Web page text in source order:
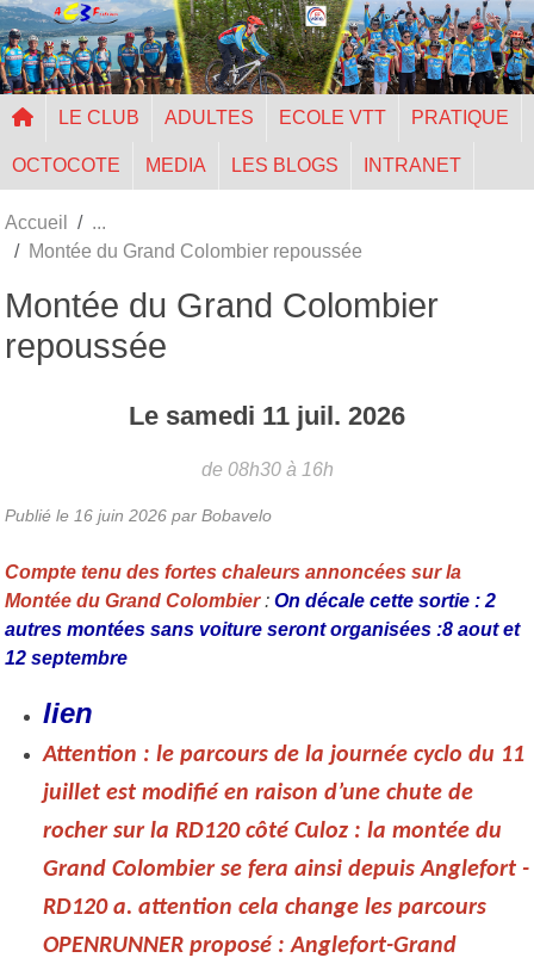
LE CLUB ADULTES ECOLE VTT PRATIQUE
OCTOCOTE MEDIA LES BLOGS INTRANET
Accueil
Montée du Grand Colombier repoussée
Montée du Grand Colombier
repoussée
Le samedi 11 juil. 2026
de 08h30 à 16h
Publié le 16 juin 2026 par Bobavelo
Compte tenu des fortes chaleurs annoncées sur la
Montée du Grand Colombier: On décale cette sortie : 2
autres montées sans voiture seront organisées :8 aout et
12 septembre
lien
Attention : le parcours de la journée cyclo du 11
juillet est modifié en raison d’une chute de
rocher sur la RD120 côté Culoz : la montée du
Grand Colombier se fera ainsi depuis Anglefort -
RD120 a. attention cela change les parcours
OPENRUNNER proposé :​​​​​​Anglefort-Grand
Panneau de gestion des cookies